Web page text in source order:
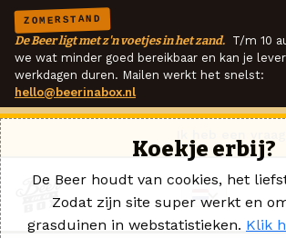
ZOMERSTAND
De Beer ligt met z'n voetjes in het zand. T/m 10
we wat minder goed bereikbaar en kan je
werkdagen duren. Mailen werkt het snelst:
hello@beerinabox.nl
Koekje erbij?
De Beer houdt van cookies, het
Zodat zijn site super werkt en
grasduinen in webstatistieken. Klik